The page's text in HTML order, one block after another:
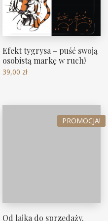
Efekt tygrysa – puść swoją
osobistą markę w ruch!
39,00 zł
PROMOCJA!
Od lajka do sprzedaży.